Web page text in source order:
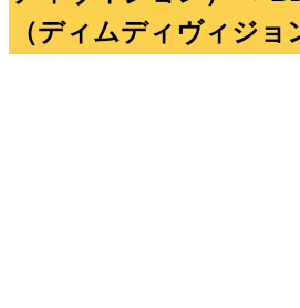
（ディムディヴィジョ